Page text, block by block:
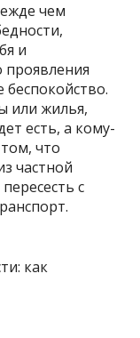
чем
и
проявления
или жилья,
есть, а кому-
что
частной
с